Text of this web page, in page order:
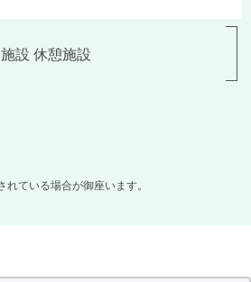
設 休憩施設
ている場合が御座います。